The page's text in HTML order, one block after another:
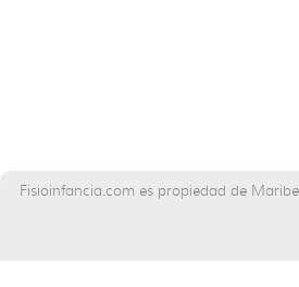
Fisioinfancia.com es propiedad de